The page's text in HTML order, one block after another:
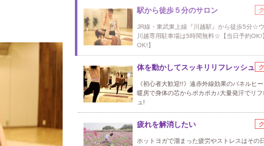
駅から徒歩５分のサロン
JR線・東武東上線『川越駅』から徒歩5分☆
川越専用駐車場は5時間無料☆【当日予約OK!
OK!】
体を動かしてスッキリリフレッシュ
《初心者大歓迎!!》遠赤外線効果のパネルヒ
暖房で身体の芯からポカポカ♪大量発汗でリ
ュ!
疲れを解消したい
ホットヨガで溜まった疲労やストレスはその